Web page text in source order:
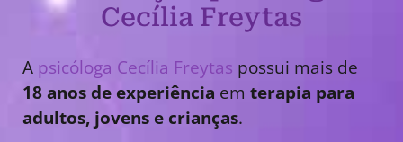
Cecília Freytas
A psicóloga Cecília Freytas possui mais de
18 anos de experiência em terapia para
adultos, jovens e crianças.